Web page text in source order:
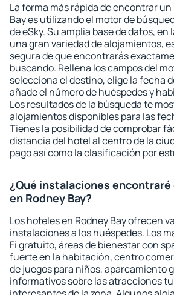
La forma más rápida de encontrar
Bay es utilizando el motor de
de eSky. Su amplia base de datos,
una gran variedad de alojamientos,
segura de que encontrarás
buscando. Rellena los campos del
selecciona el destino, elige la fecha
añade el número de huéspedes y
Los resultados de la búsqueda te
alojamientos disponibles para las
Tienes la posibilidad de comprobar
distancia del hotel al centro de la
pago así como la clasificación por
¿Qué instalaciones
en Rodney Bay?
Los hoteles en Rodney Bay ofrecen
instalaciones a los huéspedes. Los
Fi gratuito, áreas de bienestar con
fuerte en la habitación, centro
de juegos para niños, aparcamiento
informativos sobre las atracciones